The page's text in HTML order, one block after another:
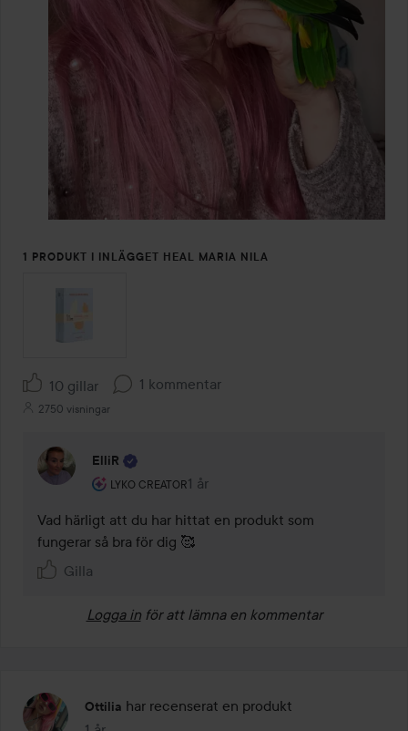
1 PRODUKT I INLÄGGET HEAL MARIA NILA
10 gillar 1 kommentar
2750 visningar
ElliR
LYKO CREATOR
Användarens roll: Lyko Creator.
1 år
Kommentaren lades 1 år
Vad härligt att du har hittat en produkt som
fungerar så bra för dig 🥰
Gilla
Logga in för att lämna en kommentar
Ottilia har recenserat en produkt